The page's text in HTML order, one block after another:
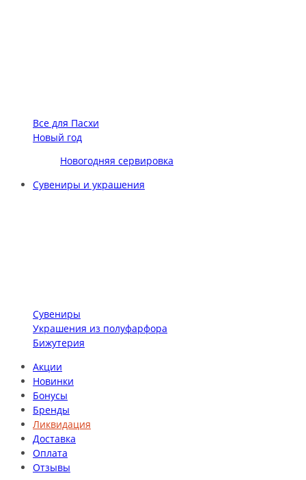
Все для Пасхи
Новый год
Новогодняя сервировка
Сувениры и украшения
Сувениры
Украшения из полуфарфора
Бижутерия
Акции
Новинки
Бонусы
Бренды
Ликвидация
Доставка
Оплата
Отзывы